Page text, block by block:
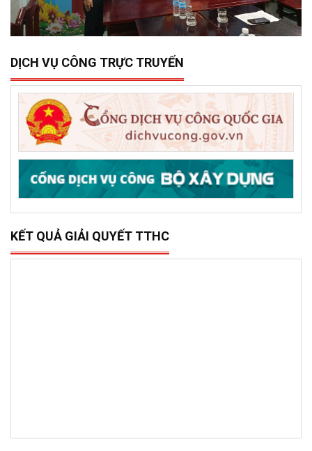
15/12/2025
Sở Xây dựng tổ chức trao 500 triệu đồng hỗ trợ 10 xã,
phường phía đông tỉnh Đắk Lắk bị thiệt hại do lũ lụt
DỊCH VỤ CÔNG TRỰC TRUYẾN